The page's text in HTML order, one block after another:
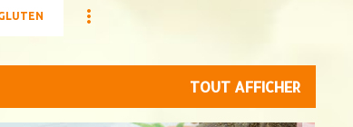
TOUT AFFICHER